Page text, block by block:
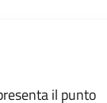
il punto